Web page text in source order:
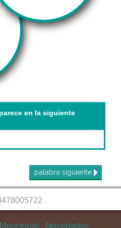
en la siguiente
palabra siguiente
Menciones · Novedades ·